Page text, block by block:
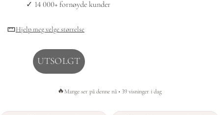
✓ 14 000+ fornøyde kunder
Hjelp meg velge størrelse
UTSOLGT
🔥Mange ser på denne nå • 39 visninger i dag